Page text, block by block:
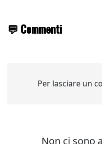
💬 Commenti